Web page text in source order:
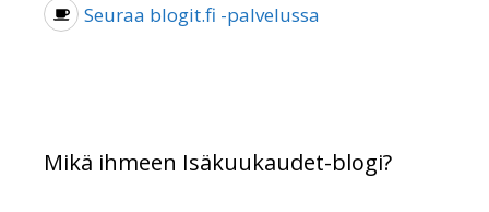
Seuraa blogit.fi -palvelussa
Mikä ihmeen Isäkuukaudet-blogi?